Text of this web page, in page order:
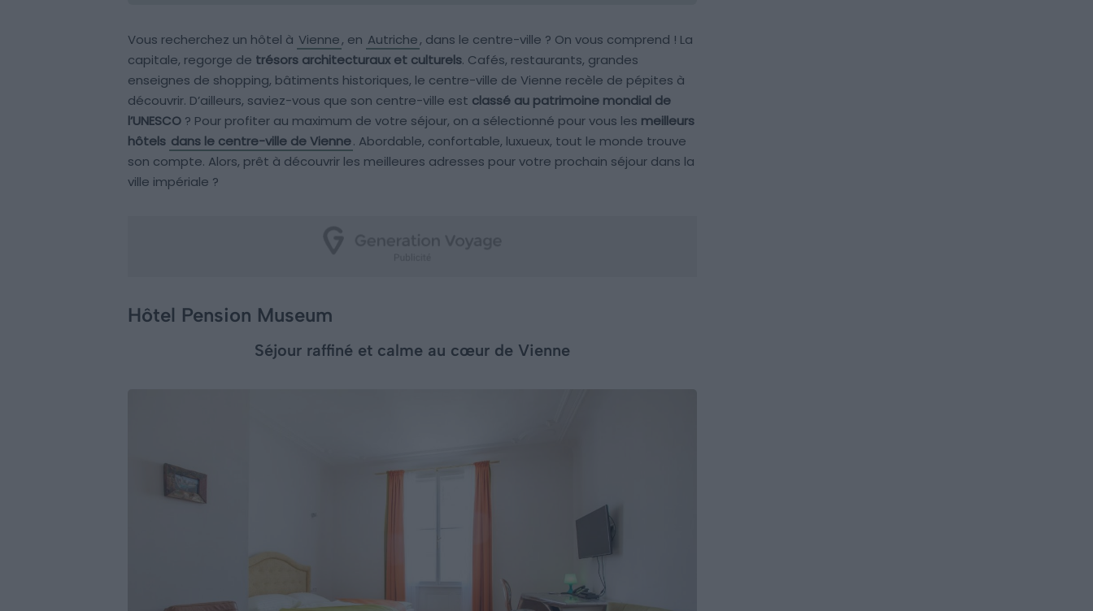
Vous recherchez un hôtel à Vienne, en Autriche, dans le centre-ville ? On vous comprend ! La
capitale, regorge de trésors architecturaux et culturels. Cafés, restaurants, grandes
enseignes de shopping, bâtiments historiques, le centre-ville de Vienne recèle de pépites à
découvrir. D’ailleurs, saviez-vous que son centre-ville est classé au patrimoine mondial de
l’UNESCO ? Pour profiter au maximum de votre séjour, on a sélectionné pour vous les meilleurs
hôtels dans le centre-ville de Vienne. Abordable, confortable, luxueux, tout le monde trouve
son compte. Alors, prêt à découvrir les meilleures adresses pour votre prochain séjour dans la
ville impériale ?
Hôtel Pension Museum
Séjour raffiné et calme au cœur de Vienne